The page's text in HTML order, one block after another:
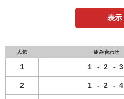
表示
人気 組み合わせ
1 1 - 2 - 3
2 1 - 2 - 4